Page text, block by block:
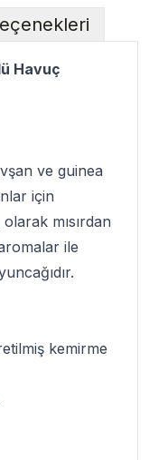
Havuç
ve guinea
için
mısırdan
ile
kemirme